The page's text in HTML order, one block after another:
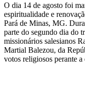
O dia 14 de agosto foi
espiritualidade e
Pará de Minas, MG.
parte do segundo dia do
missionários salesianos
Martial Balezou, da
votos religiosos perante a